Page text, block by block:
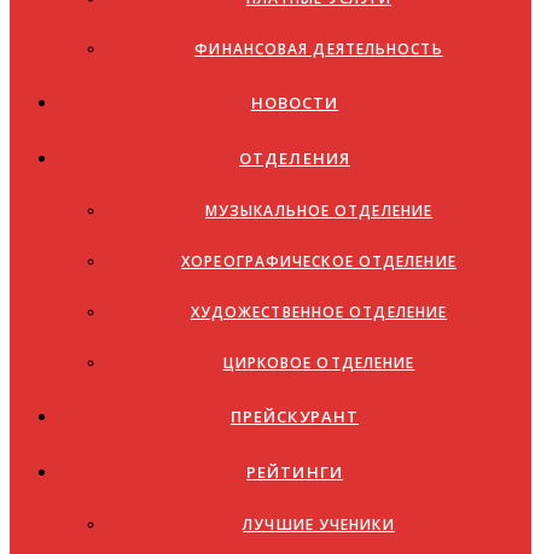
ФИНАНСОВАЯ ДЕЯТЕЛЬНОСТЬ
НОВОСТИ
ОТДЕЛЕНИЯ
МУЗЫКАЛЬНОЕ ОТДЕЛЕНИЕ
ХОРЕОГРАФИЧЕСКОЕ ОТДЕЛЕНИЕ
ХУДОЖЕСТВЕННОЕ ОТДЕЛЕНИЕ
ЦИРКОВОЕ ОТДЕЛЕНИЕ
ПРЕЙСКУРАНТ
РЕЙТИНГИ
ЛУЧШИЕ УЧЕНИКИ